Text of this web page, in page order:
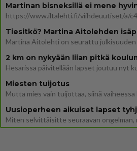
Martinan bisneksillä ei mene
2 km on nykyään liian pitkä
Miesten tuijotus